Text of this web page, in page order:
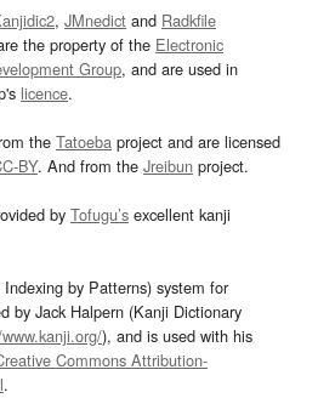
, JMnedict and Radkfile
the property of the Electronic
Group, and are used in
licence.
the Tatoeba project and are licensed
BY. And from the Jreibun project.
by Tofugu’s excellent kanji
by Patterns) system for
by Jack Halpern (Kanji Dictionary
), and is used with his
Commons Attribution-
.